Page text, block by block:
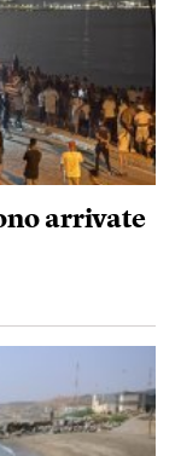
arrivate